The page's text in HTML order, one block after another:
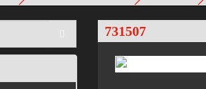
731507